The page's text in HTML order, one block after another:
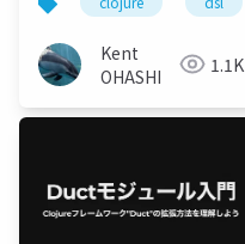
Kent
OHASHI
1.1K